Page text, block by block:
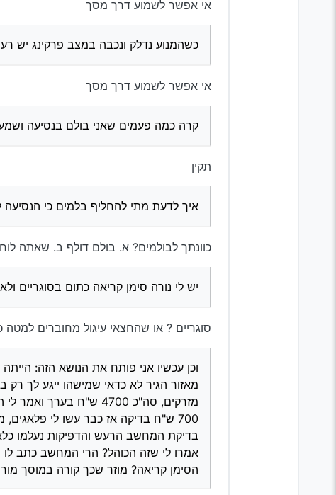
אי אפשר לשמוע דרך מסך
כשהמנוע נדלק ונכבה במצב פרקינג יש
אי אפשר לשמוע דרך מסך
קרה כמה פעמים שאני בולם בנסיעה
תקין
איך לדעת מתי להחליף בלמים כי
כוונתך לבולמים? א. בולם דולף ב. שאתה
יש לי נורה סימן קריאה כתום בסוגריים
סוגריים ? או שהחצאי עיגול מחוברים למטה
וכן עכשיו אני פותח את הנושא הזה:
מזרקים, סה"כ 4700
700 ש"ח בדיקה אז כבר עשו לי
בדיקת המחשב הרעש והדפיקות נעלמו
אמרו לי שזה הכוהל? הרי המחשב כתב
הסימן קריאה? מוזר שכך קורה במוסך